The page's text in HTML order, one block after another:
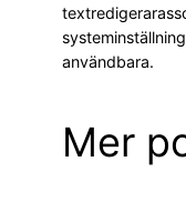
användbara.
Mer